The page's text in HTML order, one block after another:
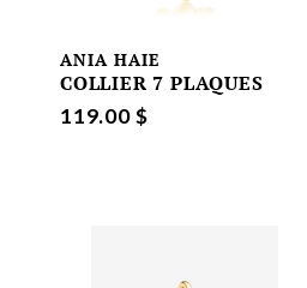
ANIA HAIE
COLLIER 7 PLAQUES
119.00 $